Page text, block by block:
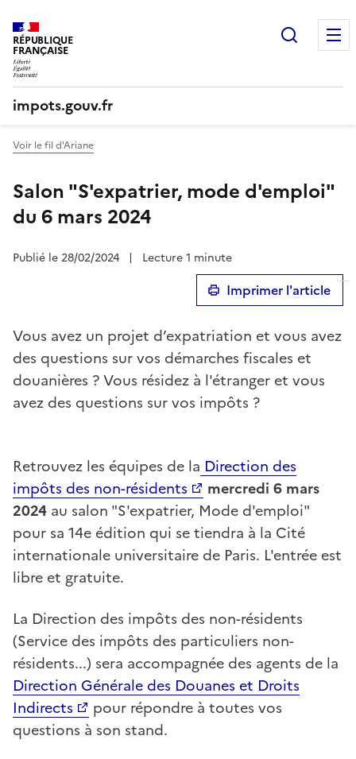
RÉPUBLIQUE
FRANÇAISE
impots.gouv.fr
Voir le fil d'Ariane
Salon "S'expatrier, mode d'emploi"
du 6 mars 2024
Publié le 28/02/2024 | Lecture 1 minute
Imprimer l'article
Vous avez un projet d’expatriation et vous avez
des questions sur vos démarches fiscales et
douanières ? Vous résidez à l'étranger et vous
avez des questions sur vos impôts ?
Retrouvez les équipes de la Direction des
impôts des non-résidents
mercredi 6 mars
2024 au salon "S'expatrier, Mode d'emploi"
pour sa 14e édition qui se tiendra à la Cité
internationale universitaire de Paris. L'entrée est
libre et gratuite.
La Direction des impôts des non-résidents
(Service des impôts des particuliers non-
résidents...) sera accompagnée des agents de la
Direction Générale des Douanes et Droits
Indirects
pour répondre à toutes vos
questions à son stand.